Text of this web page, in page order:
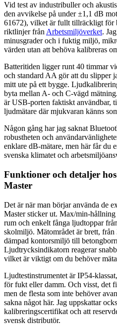
Vid test av industribuller och
den avvikelse på under ±1,1 dB
61672), vilket är fullt tillräckligt för
riktlinjer från Arbetsmiljöverket.
minusgrader och i fuktig miljö,
värden utan att behöva kalibreras
Batteritiden ligger runt 40 timmar
och standard AA gör att du slipper
mitt ute på ett bygge.
byta mellan A- och C-vägd
är USB-porten faktiskt användbar,
ljudmätare där mjukvaran känns
Någon gång har jag saknat
robustheten och
enklare dB-mätare, men här får du
svenska klimatet och
Funktioner och detaljer
Master
Det är när man börjar använda de
Master sticker ut. Max/min-
rum och enkelt fånga ljudtoppar
skolmiljö. Mätområdet är brett,
dämpad kontorsmiljö till
Ljudtrycksindikatorn reagerar
vilket är viktigt om du behöver
Ljudtestinstrumentet är IP54-
för fukt eller damm. Och visst, det
men de flesta som inte behöver
sakna något här. Jag uppskattar
kalibreringscertifikat och att
svensk distributör.